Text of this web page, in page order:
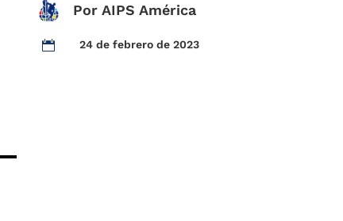
Por AIPS América
 24 de febrero de 2023